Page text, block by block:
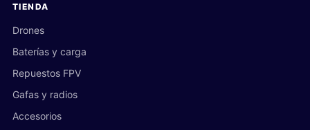
TIENDA
Drones
Baterías y carga
Repuestos FPV
Gafas y radios
Accesorios